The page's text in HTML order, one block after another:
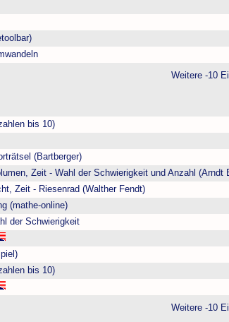
Weitere -10
bis 10)
(Bartberger)
Zeit - Wahl der Schwierigkeit und Anzahl (Arndt
Zeit - Riesenrad (Walther Fendt)
(mathe-online)
der Schwierigkeit
bis 10)
Weitere -10